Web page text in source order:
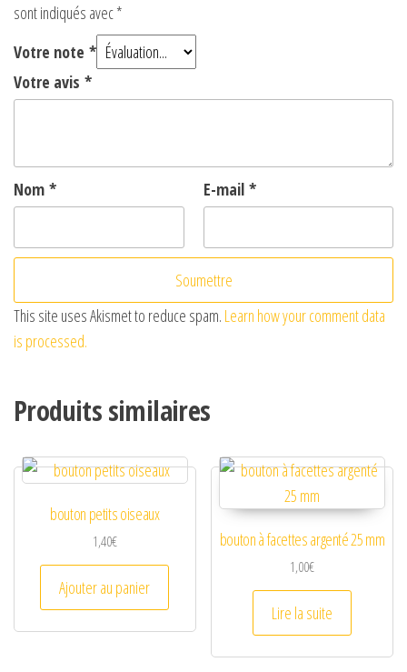
sont indiqués avec*
Votre note *
Votre avis *
Nom * E-mail *
This site uses Akismet to reduce spam. Learn how your comment data
is processed.
Produits similaires
bouton petits oiseaux
1,40€
Ajouter au panier
bouton à facettes argenté 25 mm
1,00€
Lire la suite